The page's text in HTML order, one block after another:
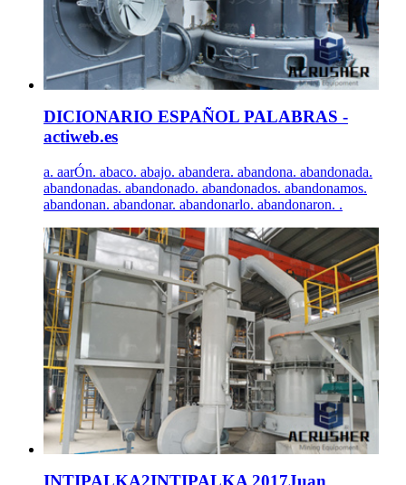
DICIONARIO ESPAÑOL PALABRAS -
actiweb.es
a. aarÓn. abaco. abajo. abandera. abandona. abandonada.
abandonadas. abandonado. abandonados. abandonamos.
abandonan. abandonar. abandonarlo. abandonaron. .
INTIPALKA2INTIPALKA 2017Juan